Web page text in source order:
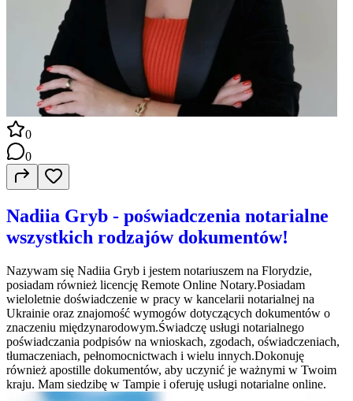
0
0
Nadiia Gryb - poświadczenia notarialne
wszystkich rodzajów dokumentów!
Nazywam się Nadiia Gryb i jestem notariuszem na Florydzie,
posiadam również licencję Remote Online Notary.Posiadam
wieloletnie doświadczenie w pracy w kancelarii notarialnej na
Ukrainie oraz znajomość wymogów dotyczących dokumentów o
znaczeniu międzynarodowym.Świadczę usługi notarialnego
poświadczania podpisów na wnioskach, zgodach, oświadczeniach,
tłumaczeniach, pełnomocnictwach i wielu innych.Dokonuję
również apostille dokumentów, aby uczynić je ważnymi w Twoim
kraju. Mam siedzibę w Tampie i oferuję usługi notarialne online.